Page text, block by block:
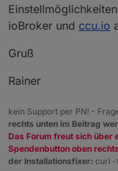
ioBroker und ccu.io
Gruß
Rainer
kein Support per PN! -
rechts unten im Beitrag
Das Forum freut sich über
Spendenbutton oben
der Installationsfixer: curl -